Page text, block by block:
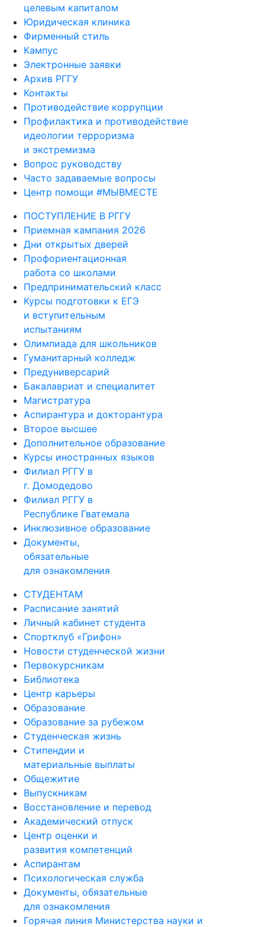
целевым капиталом
Юридическая клиника
Фирменный стиль
Кампус
Электронные заявки
Архив РГГУ
Контакты
Противодействие коррупции
Профилактика и противодействие
идеологии терроризма
и экстремизма
Вопрос руководству
Часто задаваемые вопросы
Центр помощи #МЫВМЕСТЕ
ПОСТУПЛЕНИЕ В РГГУ
Приемная кампания 2026
Дни открытых дверей
Профориентационная
работа со школами
Предпринимательский класс
Курсы подготовки к ЕГЭ
и вступительным
испытаниям
Олимпиада для школьников
Гуманитарный колледж
Предуниверсарий
Бакалавриат и специалитет
Магистратура
Аспирантура и докторантура
Второе высшее
Дополнительное образование
Курсы иностранных языков
Филиал РГГУ в
г. Домодедово
Филиал РГГУ в
Республике Гватемала
Инклюзивное образование
Документы,
обязательные
для ознакомления
СТУДЕНТАМ
Расписание занятий
Личный кабинет студента
Спортклуб «Грифон»
Новости студенческой жизни
Первокурсникам
Библиотека
Центр карьеры
Образование
Образование за рубежом
Студенческая жизнь
Стипендии и
материальные выплаты
Общежитие
Выпускникам
Восстановление и перевод
Академический отпуск
Центр оценки и
развития компетенций
Аспирантам
Психологическая служба
Документы, обязательные
для ознакомления
Горячая линия Министерства науки и